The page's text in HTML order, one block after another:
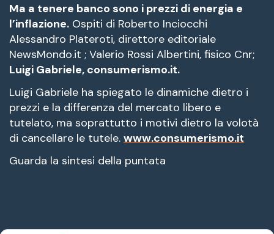
Ma a tenere banco sono i prezzi di energia e
l’inflazione. Ospiti di Roberto Inciocchi
Alessandro Plateroti, direttore editoriale
NewsMondo.it ; Valerio Rossi Albertini, fisico Cnr;
Luigi Gabriele, consumerismo.it.
Luigi Gabriele ha spiegato le dinamiche dietro i
prezzi e la differenza del mercato libero e
tutelato, ma soprattutto i motivi dietro la volotà
di cancellare le tutele. www.consumerismo.it
Guarda la sintesi della puntata